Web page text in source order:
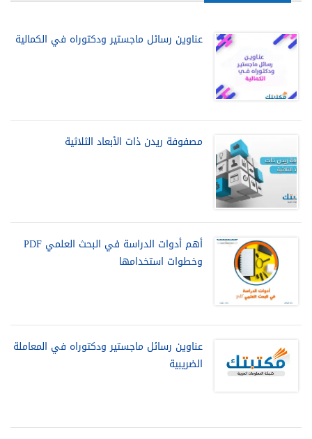
عناوين رسائل ماجستير ودكتوراه في الكمالية
مصفوفة ريدن ذات الأبعاد الثلاثية
أهم أدوات الدراسة في البحث العلمي PDF
وخطوات استخدامها
عناوين رسائل ماجستير ودكتوراه في المعاملة
الضريبية